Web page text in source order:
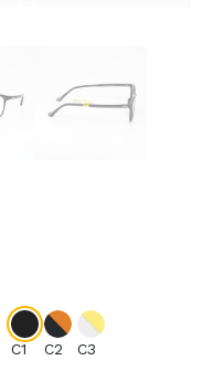
C1 C2 C3